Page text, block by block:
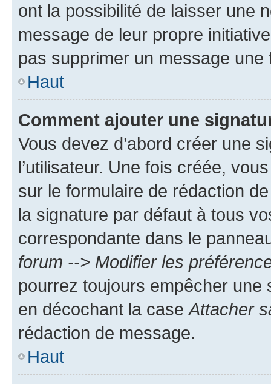
ont la possibilité de laisser une
message de leur propre
pas supprimer un message une
Haut
Comment ajouter une
Vous devez d’abord créer une
l’utilisateur. Une fois créée,
sur le formulaire de rédaction
la signature par défaut à tous
correspondante dans le
forum --> Modifier les
pourrez toujours empêcher une
en décochant la caseAttacher
rédaction de message.
Haut